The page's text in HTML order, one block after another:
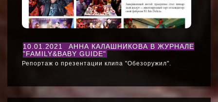
10.01.2021
АННА КАЛАШНИКОВА В ЖУРНАЛЕ
"FAMILY&BABY GUIDE"
Репортаж о презентации клипа "Обезоружил".